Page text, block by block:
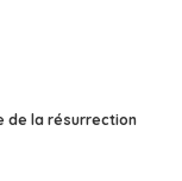
de la résurrection